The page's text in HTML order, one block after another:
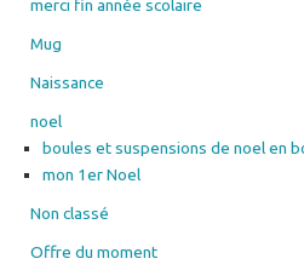
merci fin année scolaire
Mug
Naissance
noel
boules et suspensions de noel en
mon 1er Noel
Non classé
Offre du moment